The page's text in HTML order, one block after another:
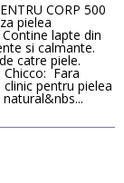
CORP 500
pielea
lapte din
si calmante.
catre piele.
Fara
pentru pielea